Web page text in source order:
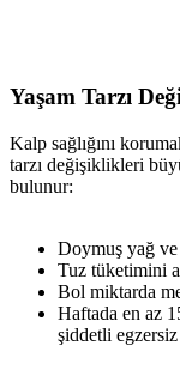
Yaşam Tarzı
Kalp sağlığını
tarzı değişiklikleri
bulunur:
Doymuş yağ ve
Tuz tüketimini
Bol miktarda
Haftada en az
şiddetli egzersiz